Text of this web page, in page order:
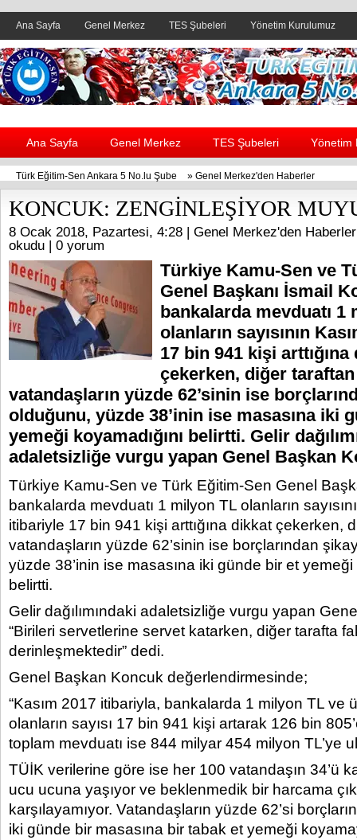
Ana Sayfa Genel Merkez TES Şubeleri Yönetim Kurulumuz
Header yanı reklam alanı
Ana Sayfa Genel Merkez TES Şubeleri Yönetim
Türk Eğitim-Sen Ankara 5 No.lu Şube » Genel Merkez'den Haberler
KONCUK: ZENGİNLEŞİYOR
8 Ocak 2018, Pazartesi, 4:28 | Genel Merkez'den Haberler
okudu | 0 yorum
Türkiye Kamu-Sen ve
Genel Başkanı İsmail
bankalarda mevduatı 1
olanların sayısının
17 bin 941 kişi arttığına
çekerken, diğer
vatandaşların yüzde 62’sinin ise
olduğunu, yüzde 38’inin ise masasına iki
yemeği koyamadığını belirtti. Gelir
adaletsizliğe vurgu yapan Genel Başkan
Türkiye Kamu-Sen ve Türk Eğitim-Sen Genel
bankalarda mevduatı 1 milyon TL olanların
itibariyle 17 bin 941 kişi arttığına dikkat çekerken,
vatandaşların yüzde 62’sinin ise borçlarından
yüzde 38’inin ise masasına iki günde bir et yemeği
belirtti.
Gelir dağılımındaki adaletsizliğe vurgu yapan
“Birileri servetlerine servet katarken, diğer tarafta
derinleşmektedir” dedi.
Genel Başkan Koncuk değerlendirmesinde;
“Kasım 2017 itibariyla, bankalarda 1 milyon TL ve
olanların sayısı 17 bin 941 kişi artarak 126 bin
toplam mevduatı ise 844 milyar 454 milyon TL’ye
TÜİK verilerine göre ise her 100 vatandaşın 34’ü
ucu ucuna yaşıyor ve beklenmedik bir harcama
karşılayamıyor. Vatandaşların yüzde 62’si
iki günde bir masasına bir tabak et yemeği